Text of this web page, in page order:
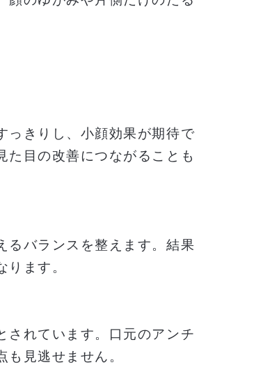
っきりし、小顔効果が期待で
た目の改善につながることも
るバランスを整えます。結果
ます。
されています。口元のアンチ
見逃せません。